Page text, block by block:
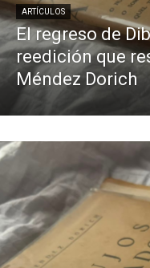
ARTÍCULOS
El regreso de
reedición que
Méndez Dorich